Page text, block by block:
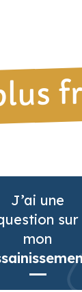
J’ai une
sur
mon